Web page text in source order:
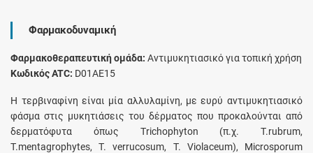
Φαρμακοδυναμική
Φαρμακοθεραπευτική ομάδα: Αντιμυκητιασικό για τοπική χρήση
Κωδικός ATC: D01AE15
Η τερβιναφίνη είναι μία αλλυλαμίνη, με ευρύ αντιμυκητιασικό
φάσμα στις μυκητιάσεις του δέρματος που προκαλούνται από
δερματόφυτα όπως Τrichophyton (π.χ. T.rubrum,
T.mentagrophytes, T. verrucosum, T. Violaceum), Microsporum